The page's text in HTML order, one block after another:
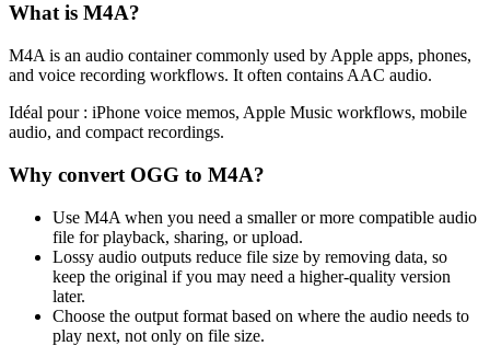
What is M4A?
M4A is an audio container commonly used by Apple apps, phones,
and voice recording workflows. It often contains AAC audio.
Idéal pour : iPhone voice memos, Apple Music workflows, mobile
audio, and compact recordings.
Why convert OGG to M4A?
Use M4A when you need a smaller or more compatible audio
file for playback, sharing, or upload.
Lossy audio outputs reduce file size by removing data, so
keep the original if you may need a higher-quality version
later.
Choose the output format based on where the audio needs to
play next, not only on file size.